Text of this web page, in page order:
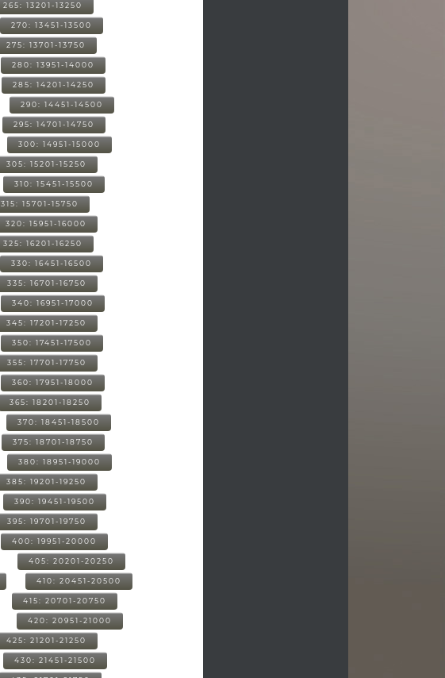
265: 13201-13250
270: 13451-13500
275: 13701-13750
280: 13951-14000
285: 14201-14250
290: 14451-14500
295: 14701-14750
300: 14951-15000
305: 15201-15250
310: 15451-15500
315: 15701-15750
320: 15951-16000
325: 16201-16250
330: 16451-16500
335: 16701-16750
340: 16951-17000
345: 17201-17250
350: 17451-17500
355: 17701-17750
360: 17951-18000
365: 18201-18250
370: 18451-18500
375: 18701-18750
380: 18951-19000
385: 19201-19250
390: 19451-19500
395: 19701-19750
400: 19951-20000
405: 20201-20250
410: 20451-20500
415: 20701-20750
420: 20951-21000
425: 21201-21250
430: 21451-21500